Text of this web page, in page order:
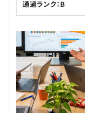
通過ランク：B